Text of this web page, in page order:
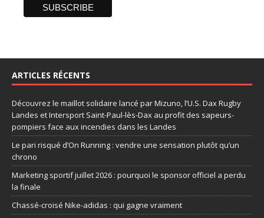
ARTICLES RÉCENTS
Découvrez le maillot solidaire lancé par Mizuno, l’U.S. Dax Rugby
Landes et Intersport Saint-Paul-lès-Dax au profit des sapeurs-
pompiers face aux incendies dans les Landes
Le pari risqué d’On Running : vendre une sensation plutôt qu’un
chrono
Marketing sportif juillet 2026 : pourquoi le sponsor officiel a perdu
la finale
Chassé-croisé Nike-adidas : qui gagne vraiment